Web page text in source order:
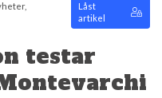
,
Låst
artikel
testar